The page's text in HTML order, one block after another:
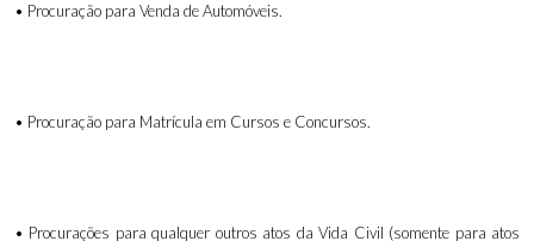
• Procuração para Venda de Automóveis.
• Procuração para Matrícula em Cursos e Concursos.
• Procurações para qualquer outros atos da Vida Civil (somente para atos